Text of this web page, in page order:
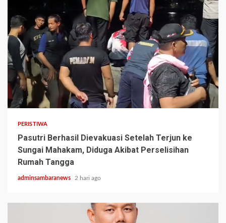
2 min read
PERISTIWA
Pasutri Berhasil Dievakuasi Setelah Terjun ke
Sungai Mahakam, Diduga Akibat Perselisihan
Rumah Tangga
adminsambaranews 2 hari ago